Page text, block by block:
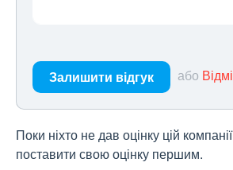
Залишити відгук або
Поки ніхто не дав оцінку цій
поставити свою оцінку першим.